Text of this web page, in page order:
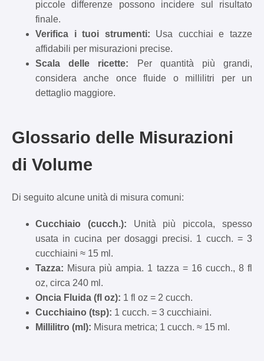
piccole differenze possono incidere sul risultato
finale.
Verifica i tuoi strumenti: Usa cucchiai e tazze
affidabili per misurazioni precise.
Scala delle ricette: Per quantità più grandi,
considera anche once fluide o millilitri per un
dettaglio maggiore.
Glossario delle Misurazioni
di Volume
Di seguito alcune unità di misura comuni:
Cucchiaio (cucch.): Unità più piccola, spesso
usata in cucina per dosaggi precisi. 1 cucch. = 3
cucchiaini ≈ 15 ml.
Tazza: Misura più ampia. 1 tazza = 16 cucch., 8 fl
oz, circa 240 ml.
Oncia Fluida (fl oz): 1 fl oz = 2 cucch.
Cucchiaino (tsp): 1 cucch. = 3 cucchiaini.
Millilitro (ml): Misura metrica; 1 cucch. ≈ 15 ml.